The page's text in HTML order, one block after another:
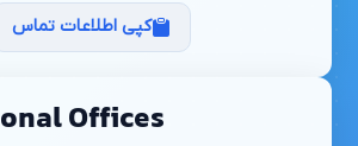
کپی اطلاعات تماس
Offices